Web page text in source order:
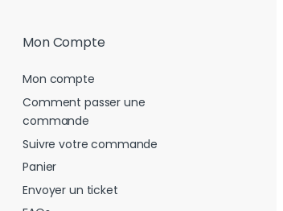
Mon Compte
Mon compte
Comment passer une
commande
Suivre votre commande
Panier
Envoyer un ticket